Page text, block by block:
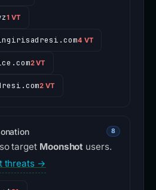
1 VT
4 VT
2 VT
2 VT
8
target Moonshot users.
threats →